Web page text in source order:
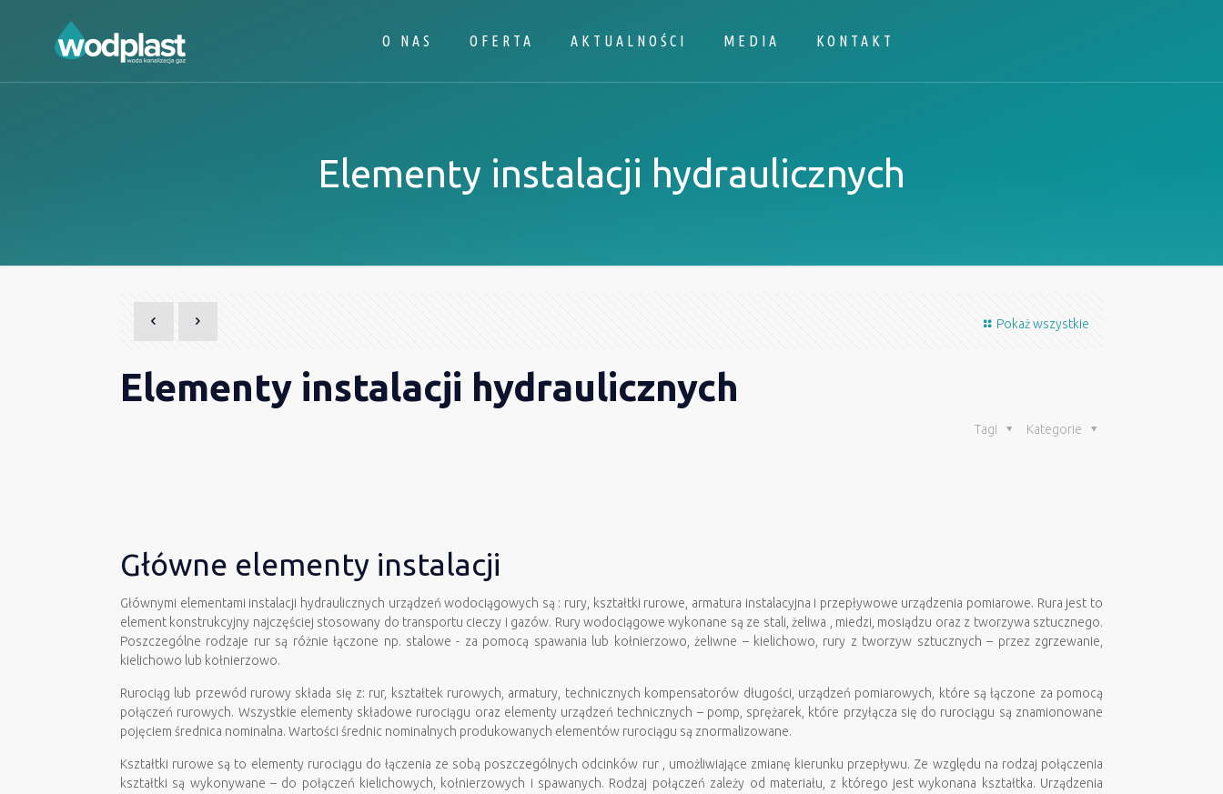
O NAS OFERTA AKTUALNOŚCI MEDIA KONTAKT
Elementy instalacji hydraulicznych
Pokaż wszystkie
Elementy instalacji hydraulicznych
Kategorie
Tagi
Główne elementy instalacji
Głównymi elementami instalacji hydraulicznych urządzeń wodociągowych są : rury, kształtki rurowe, armatura instalacyjna i przepływowe urządzenia pomiarowe. Rura jest to
element konstrukcyjny najczęściej stosowany do transportu cieczy i gazów. Rury wodociągowe wykonane są ze stali, żeliwa , miedzi, mosiądzu oraz z tworzywa sztucznego.
Poszczególne rodzaje rur są różnie łączone np. stalowe - za pomocą spawania lub kołnierzowo, żeliwne – kielichowo, rury z tworzyw sztucznych – przez zgrzewanie,
kielichowo lub kołnierzowo.
Rurociąg lub przewód rurowy składa się z: rur, kształtek rurowych, armatury, technicznych kompensatorów długości, urządzeń pomiarowych, które są łączone za pomocą
połączeń rurowych. Wszystkie elementy składowe rurociągu oraz elementy urządzeń technicznych – pomp, sprężarek, które przyłącza się do rurociągu są znamionowane
pojęciem średnica nominalna. Wartości średnic nominalnych produkowanych elementów rurociągu są znormalizowane.
Kształtki rurowe są to elementy rurociągu do łączenia ze sobą poszczególnych odcinków rur , umożliwiające zmianę kierunku przepływu. Ze względu na rodzaj połączenia
kształtki są wykonywane – do połączeń kielichowych, kołnierzowych i spawanych. Rodzaj połączeń zależy od materiału, z którego jest wykonana kształtka. Urządzenia